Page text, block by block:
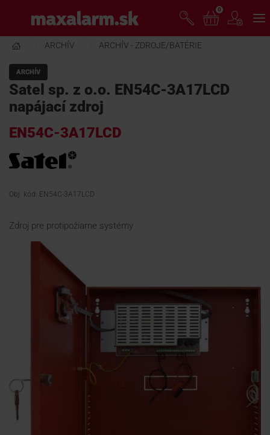
hlavnému
obsahu
www.maxalarm.sk
AKCIA MESIACA
PRODUKTY
0
ARCHÍV ARCHÍV - ZDROJE/BATÉRIE
ARCHÍV
Satel sp. z o.o. EN54C-3A17LCD
napájací zdroj
EN54C-3A17LCD
Obj. kód: EN54C-3A17LCD
Zdroj pre protipožiarne systémy